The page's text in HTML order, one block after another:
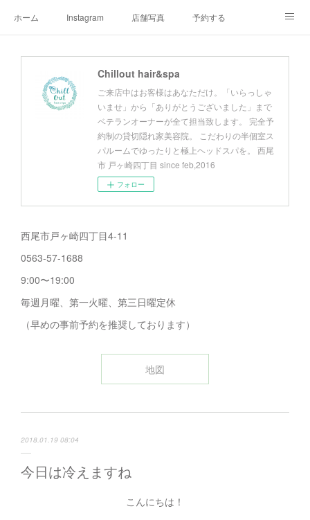
ホーム Instagram 店舗写真 予約する
チルアウトの極上ヘッドスパ
Chillout hair&spa
ご来店中はお客様はあなただけ。「いらっしゃ
いませ」から「ありがとうございました」まで
ベテランオーナーが全て担当致します。 完全予
約制の貸切隠れ家美容院。 こだわりの半個室ス
パルームでゆったりと極上ヘッドスパを。 西尾
市 戸ヶ崎四丁目 since feb,2016
フォロー
西尾市戸ヶ崎四丁目4-11
0563-57-1688
9:00〜19:00
毎週月曜、第一火曜、第三日曜定休
（早めの事前予約を推奨しております）
地図
2018.01.19 08:04
今日は冷えますね
こんにちは！